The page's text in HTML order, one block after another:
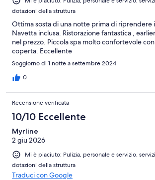
dotazioni della struttura
Ottima sosta di una notte prima di riprendere
Navetta inclusa. Ristorazione fantastica ,
nel prezzo. Piccola spa molto confortevole
coperta. Eccellente
Soggiorno di 1 notte a settembre 2024
0
Recensione verificata
10/10 Eccellente
Myrline
2 giu 2026
Mi è piaciuto: Pulizia, personale e servizio,
dotazioni della struttura
Traduci con Google